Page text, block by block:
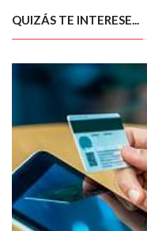
QUIZÁS TE INTERESE...